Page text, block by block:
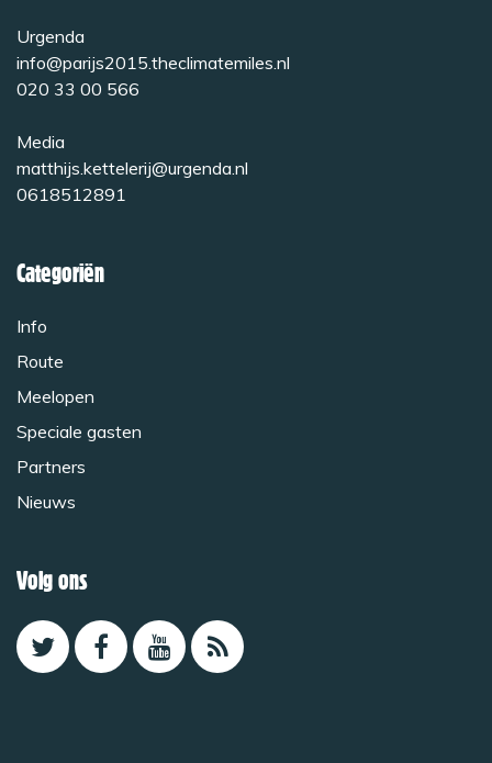
Urgenda
info@parijs2015.theclimatemiles.nl
020 33 00 566
Media
matthijs.kettelerij@urgenda.nl
0618512891
Categoriën
Info
Route
Meelopen
Speciale gasten
Partners
Nieuws
Volg ons